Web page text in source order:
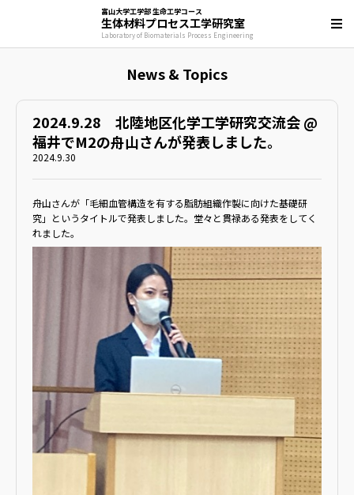
富山大学工学部 生命工学コース
生体材料プロセス工学研究室
Laboratory of Biomaterials Process Engineering
News & Topics
2024.9.28 北陸地区化学工学研究交流会 @
福井でM2の舟山さんが発表しました。
2024.9.30
舟山さんが「毛細血管構造を有する脂肪組織作製に向けた基礎研
究」というタイトルで発表しました。堂々と貫禄ある発表をしてく
れました。